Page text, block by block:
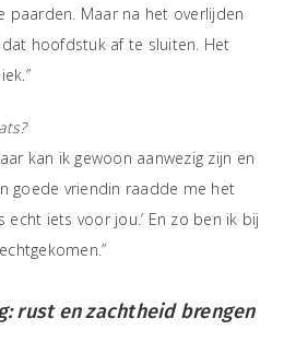
paarden. Maar na het overlijden
hoofdstuk af te sluiten. Het
kan ik gewoon aanwezig zijn en
goede vriendin raadde me het
echt iets voor jou.’ En zo ben ik bij
rust en zachtheid brengen